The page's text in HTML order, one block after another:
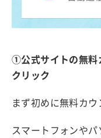
①公式サイトの無料
クリック
まず初めに無料カウ
スマートフォンや